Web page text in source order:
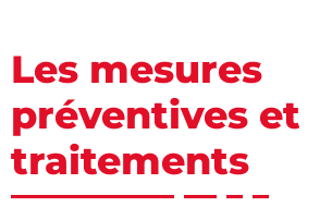
Les mesures
préventives et
traitements